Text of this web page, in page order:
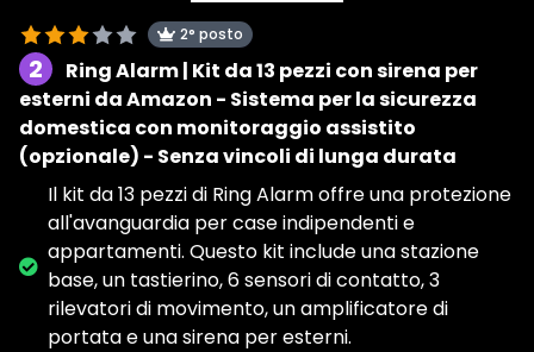
2° posto
2
Ring Alarm | Kit da 13 pezzi con sirena per
esterni da Amazon - Sistema per la sicurezza
domestica con monitoraggio assistito
(opzionale) - Senza vincoli di lunga durata
Il kit da 13 pezzi di Ring Alarm offre una protezione
all'avanguardia per case indipendenti e
appartamenti. Questo kit include una stazione
base, un tastierino, 6 sensori di contatto, 3
rilevatori di movimento, un amplificatore di
portata e una sirena per esterni.